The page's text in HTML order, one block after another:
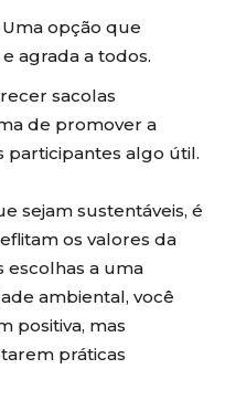
Uma opção que
agrada a todos.
sacolas
de promover a
participantes algo útil.
sejam sustentáveis, é
os valores da
escolhas a uma
ambiental, você
positiva, mas
práticas